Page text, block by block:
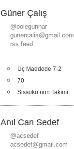
Güner Çalış
@oolegunnar
gunercalis@gmail.com
rss feed
Üç Maddede 7-2
70
Sissoko’nun Takımı
Anıl Can Sedef
@acsedef
acsedef@gmail.com